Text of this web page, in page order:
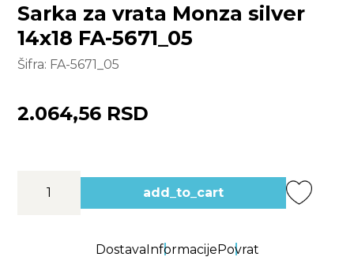
Sarka za vrata Monza silver
14x18 FA-5671_05
Šifra: FA-5671_05
2.064,56 RSD
add_to_cart
DostavaInformacijePovrat